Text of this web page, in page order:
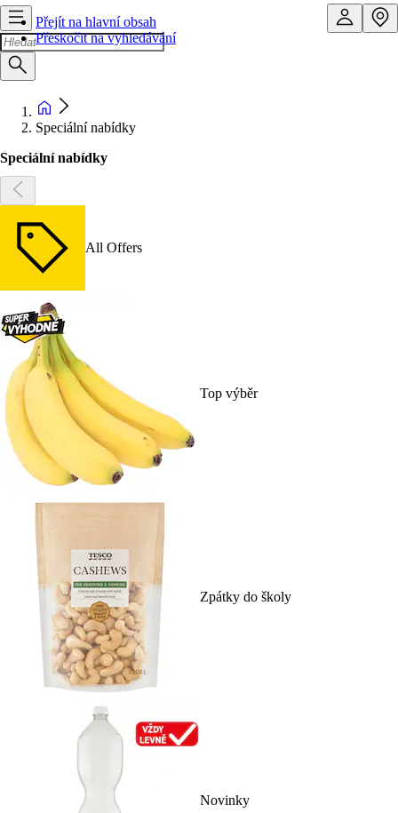
Přejít na hlavní obsah
Přeskočit na vyhledávání
Speciální nabídky
Speciální nabídky
All Offers
Top výběr
Zpátky do školy
Novinky